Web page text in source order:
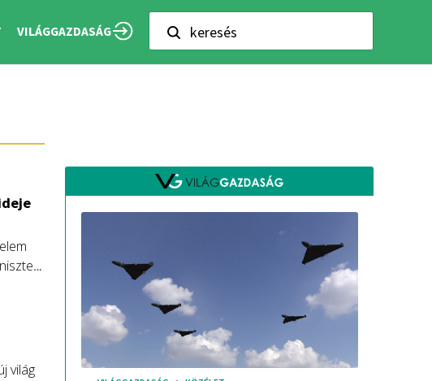
VILÁGGAZDASÁG keresés
világ